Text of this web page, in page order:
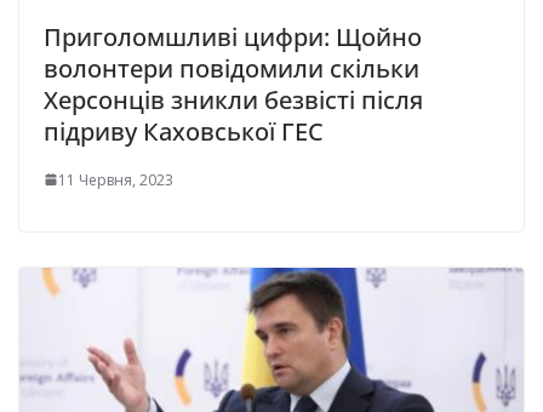
Приголомшливі цифри: Щойно
волонтери повідомили скільки
Херсонців зникли безвісті після
підриву Каховської ГЕС
11 Червня, 2023